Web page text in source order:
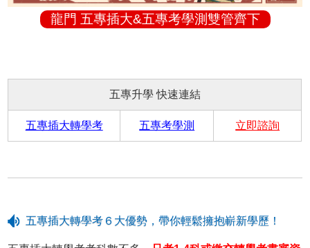
龍門 五專插大&五專考學測雙管齊下
五專升學 快速連結
五專插大轉學考 五專考學測 立即諮詢
五專插大轉學考６大優勢，帶你輕鬆擁抱嶄新學歷！